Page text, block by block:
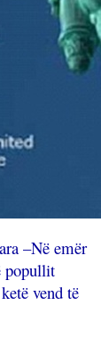
–Në emër
popullit
vend të